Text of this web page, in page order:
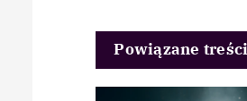
Powiązane treści